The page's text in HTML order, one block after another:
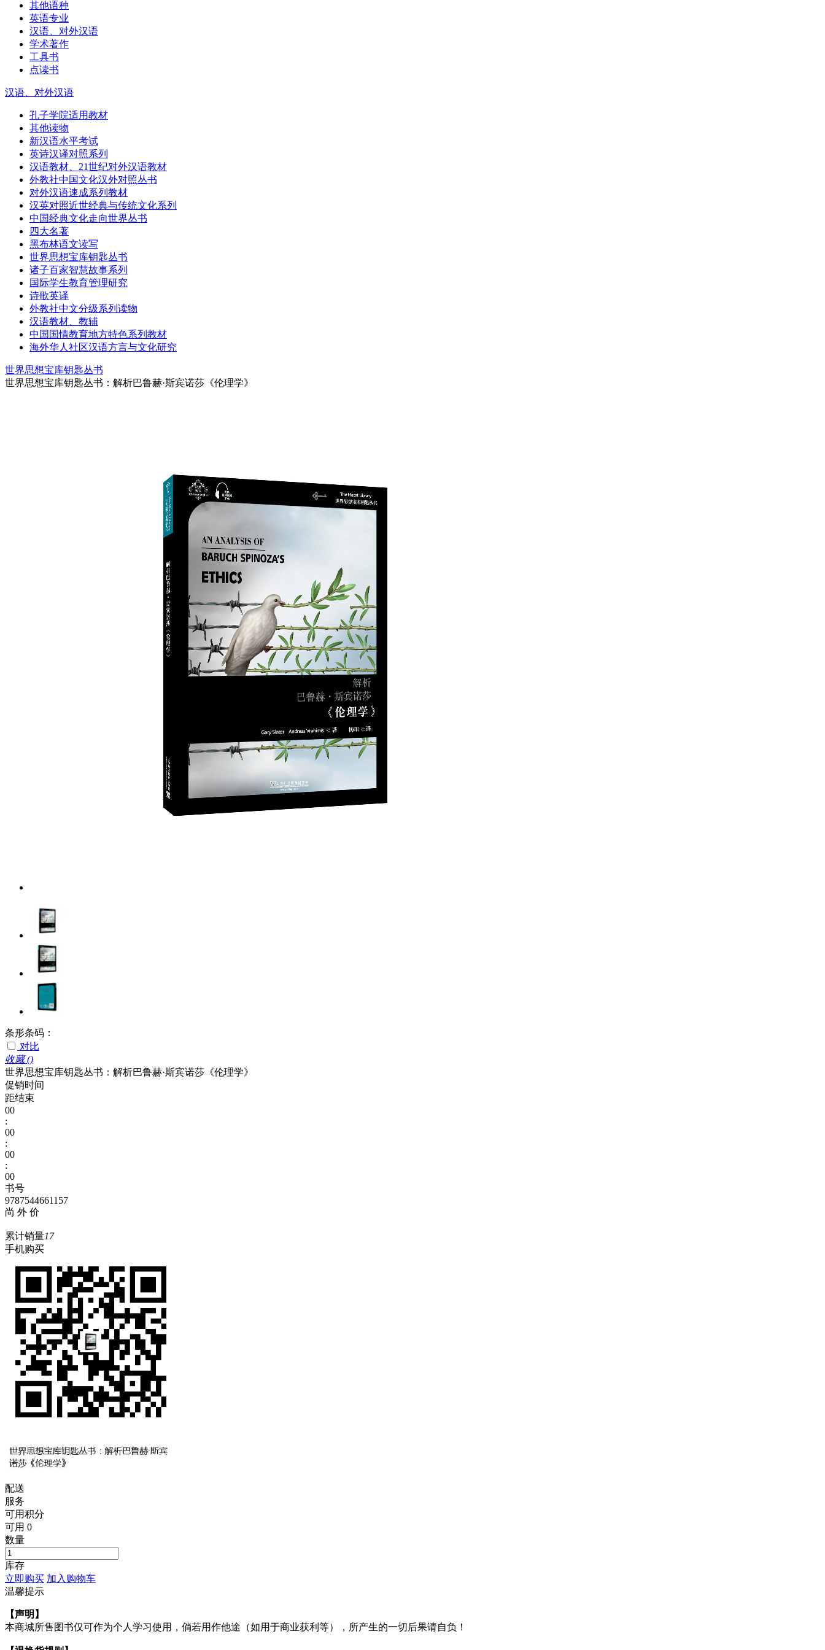
其他语种
英语专业
汉语、对外汉语
学术著作
工具书
点读书
汉语、对外汉语
孔子学院适用教材
其他读物
新汉语水平考试
英诗汉译对照系列
汉语教材、21世纪对外汉语教材
外教社中国文化汉外对照丛书
对外汉语速成系列教材
汉英对照近世经典与传统文化系列
中国经典文化走向世界丛书
四大名著
黑布林语文读写
世界思想宝库钥匙丛书
诸子百家智慧故事系列
国际学生教育管理研究
诗歌英译
外教社中文分级系列读物
汉语教材、教辅
中国国情教育地方特色系列教材
海外华人社区汉语方言与文化研究
世界思想宝库钥匙丛书
世界思想宝库钥匙丛书：解析巴鲁赫·斯宾诺莎《伦理学》
条形条码：
对比
收藏 ()
世界思想宝库钥匙丛书：解析巴鲁赫·斯宾诺莎《伦理学》
促销时间
距结束
00
:
00
:
00
:
00
书号
9787544661157
尚 外 价
累计销量17
手机购买
配送
服务
可用积分
可用 0
数量
库存
立即购买 加入购物车
温馨提示
【声明】
本商城所售图书仅可作为个人学习使用，倘若用作他途（如用于商业获利等），所产生的一切后果请自负！